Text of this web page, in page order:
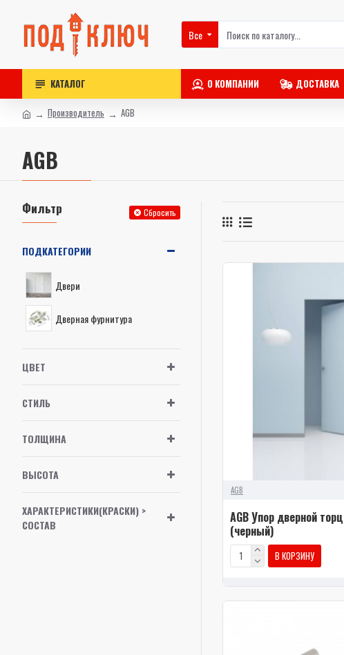
Все
КАТАЛОГ О КОМПАНИИ ДОСТАВКА
Производитель AGB
AGB
Фильтр Сбросить
ПОДКАТЕГОРИИ
Двери
Дверная фурнитура
ЦВЕТ
СТИЛЬ
ТОЛЩИНА
ВЫСОТА
ХАРАКТЕРИСТИКИ(КРАСКИ) >
СОСТАВ
AGB
AGB Упор дверной
(черный)
В КОРЗИНУ